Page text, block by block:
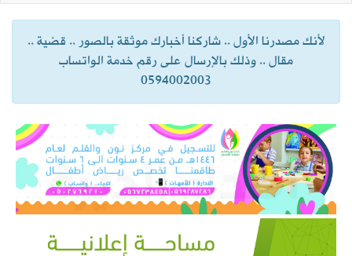
لأنك مصدرنا الأول .. شاركنا أخبارك موثقة بالصور .. قضية ..
مقال .. وذلك بالإرسال على رقم خدمة الواتساب
0594002003